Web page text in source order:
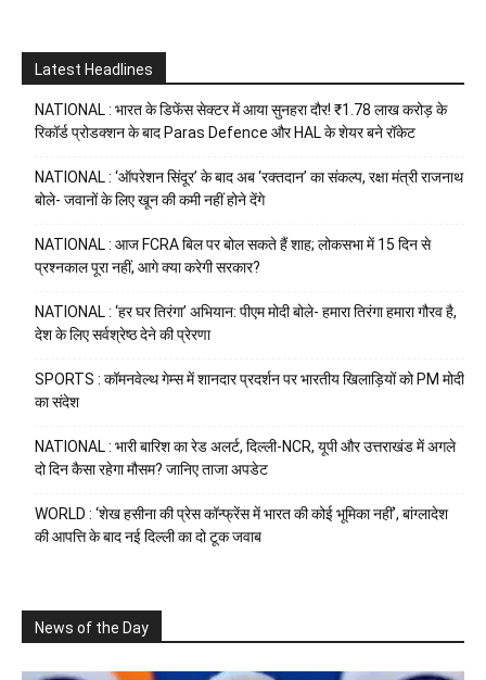
Latest Headlines
NATIONAL : भारत के डिफेंस सेक्टर में आया सुनहरा दौर! ₹1.78 लाख करोड़ के
रिकॉर्ड प्रोडक्शन के बाद Paras Defence और HAL के शेयर बने रॉकेट
NATIONAL : ‘ऑपरेशन सिंदूर’ के बाद अब ‘रक्तदान’ का संकल्प, रक्षा मंत्री राजनाथ
बोले- जवानों के लिए खून की कमी नहीं होने देंगे
NATIONAL : आज FCRA बिल पर बोल सकते हैं शाह; लोकसभा में 15 दिन से
प्रश्नकाल पूरा नहीं, आगे क्या करेगी सरकार?
NATIONAL : ‘हर घर तिरंगा’ अभियान: पीएम मोदी बोले- हमारा तिरंगा हमारा गौरव है,
देश के लिए सर्वश्रेष्ठ देने की प्रेरणा
SPORTS : कॉमनवेल्थ गेम्स में शानदार प्रदर्शन पर भारतीय खिलाड़ियों को PM मोदी
का संदेश
NATIONAL : भारी बारिश का रेड अलर्ट, दिल्ली-NCR, यूपी और उत्तराखंड में अगले
दो दिन कैसा रहेगा मौसम? जानिए ताजा अपडेट
WORLD : ‘शेख हसीना की प्रेस कॉन्फ्रेंस में भारत की कोई भूमिका नहीं’, बांग्लादेश
की आपत्ति के बाद नई दिल्ली का दो टूक जवाब
News of the Day